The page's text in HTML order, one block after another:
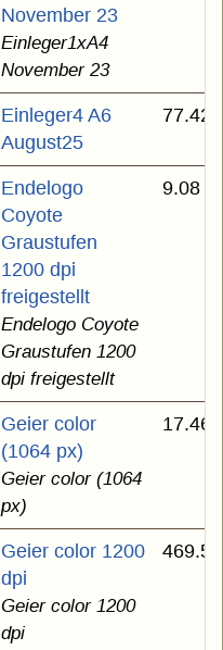
November 23
Einleger1xA4
November 23
Einleger4 A6
August25
77.42
Endelogo
Coyote
Graustufen
1200 dpi
freigestellt
Endelogo Coyote
Graustufen 1200
dpi freigestellt
9.08
Geier color
(1064 px)
Geier color (1064
px)
17.46
Geier color 1200
dpi
Geier color 1200
dpi